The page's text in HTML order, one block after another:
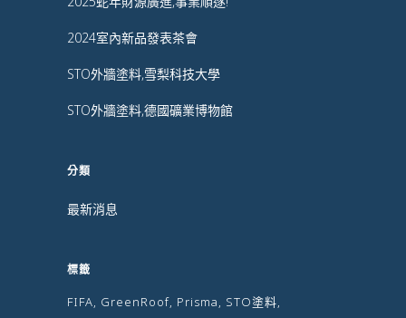
2024室內新品發表茶會
STO外牆塗料,雪梨科技大學
STO外牆塗料,德國礦業博物館
分類
最新消息
標籤
FIFA GreenRoof Prisma STO塗料